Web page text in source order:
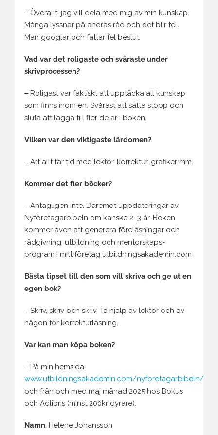
‒ Överallt; jag vill dela med mig av min kunskap.
Många lyssnar på andras råd och det blir fel.
Man googlar och fattar fel beslut.
Vad var det roligaste och svåraste under
skrivprocessen?
‒ Roligast var faktiskt att upptäcka all kunskap
som finns inom en. Svårast att sätta stopp och
sluta att lägga till fler delar i boken.
Vilken var den viktigaste lärdomen?
‒ Att allt tar tid med lektör, korrektur, grafiker mm.
Kommer det fler böcker?
‒ Antagligen inte. Däremot uppdateringar av
Nyföretagarbibeln om kanske 2–3 år. Boken
kommer även att generera föreläsningar och
rådgivning, utbildning och mentorskaps-
program i mitt företag utbildningsakademin.com
Bästa tipset till den som vill skriva och ge ut en
egen bok?
‒ Skriv, skriv och skriv. Ta hjälp av lektör och av
någon för korrekturläsning.
Var kan man köpa boken?
‒ På min hemsida:
www.utbildningsakademin.com/nyforetagarbibeln/
och från och med maj månad 2025 hos Bokus
och Adlibris (minst 200kr dyrare).
Namn: Helene Johansson